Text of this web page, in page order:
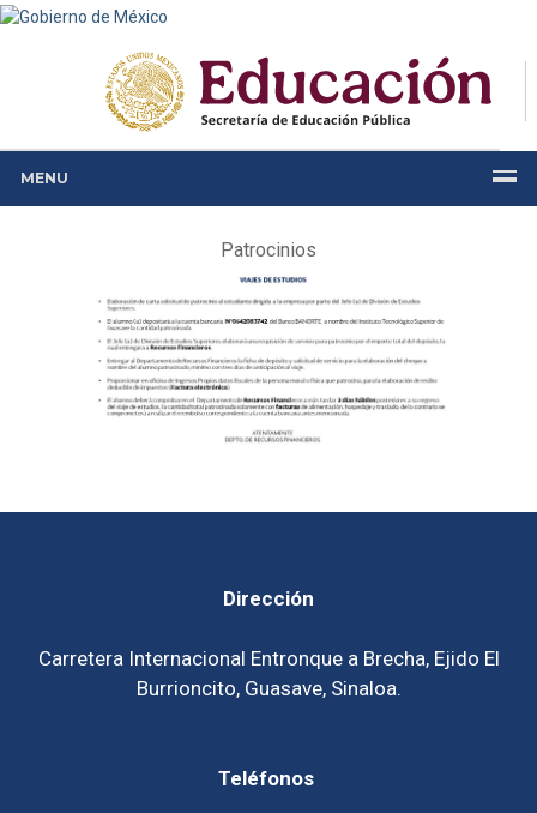
MENU
Patrocinios
Dirección
Carretera Internacional Entronque a Brecha, Ejido El
Burrioncito, Guasave, Sinaloa.
Teléfonos